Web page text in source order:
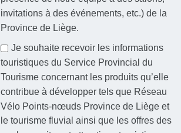
invitations à des événements, etc.) de la
Province de Liège.
Je souhaite recevoir les informations
touristiques du Service Provincial du
Tourisme concernant les produits qu’elle
contribue à développer tels que Réseau
Vélo Points-nœuds Province de Liège et
le tourisme fluvial ainsi que les offres des